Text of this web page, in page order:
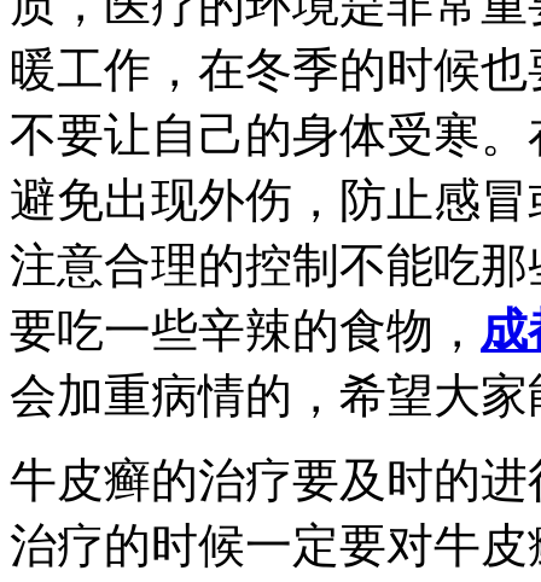
暖工作，在冬季的时候
不要让自己的身体受寒
避免出现外伤，防止感
注意合理的控制不能吃
要吃一些辛辣的食物， 成
会加重病情的，希望大
牛皮癣的治疗要及时的
治疗的时候一定要对牛